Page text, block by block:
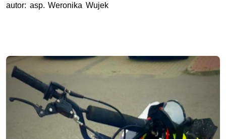
autor: asp. Weronika Wujek